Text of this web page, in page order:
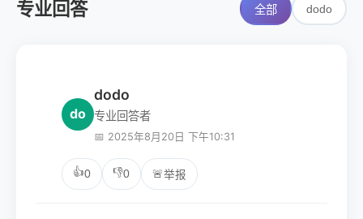
专业回答 全部 dodo
do
dodo
专业回答者
📅 2025年8月20日 下午10:31
👍0 👎0 🚨举报